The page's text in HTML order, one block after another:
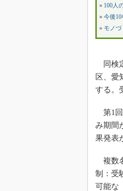
» 100人
» 今後
» モノ
同検
区、愛
する。
第1回
み期間
果発表
複数
制：受
可能な